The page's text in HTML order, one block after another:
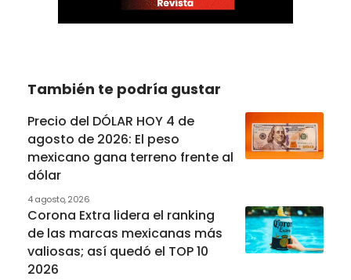
También te podría gustar
Precio del DÓLAR HOY 4 de
agosto de 2026: El peso
mexicano gana terreno frente al
dólar
4 agosto, 2026
Corona Extra lidera el ranking
de las marcas mexicanas más
valiosas; así quedó el TOP 10
2026